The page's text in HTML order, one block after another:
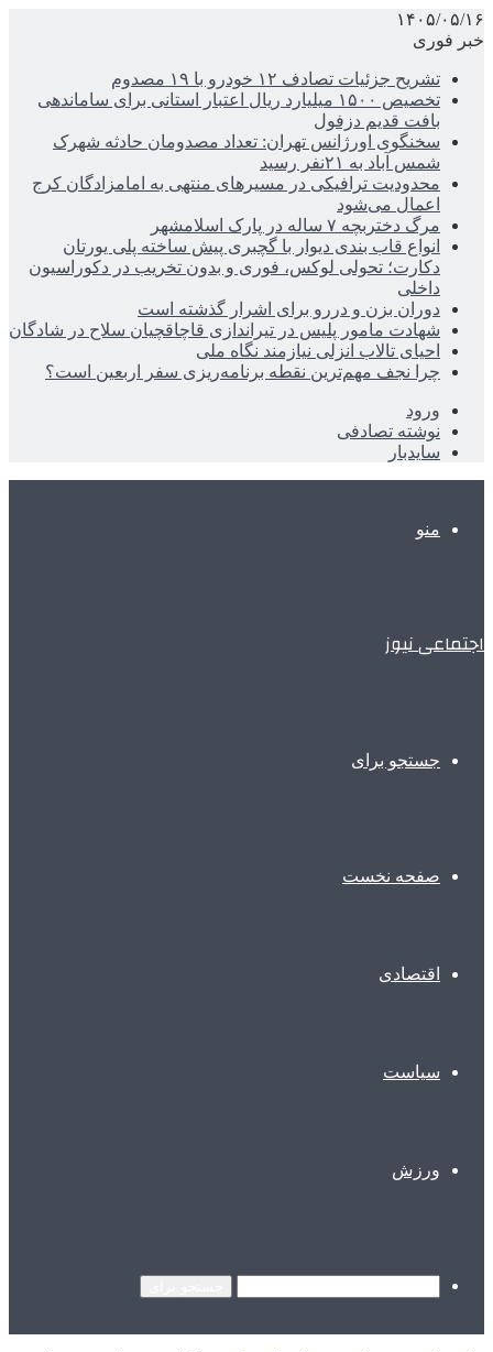
۱۴۰۵/۰۵/۱۶
خبر فوری
تشریح جزئیات تصادف ۱۲ خودرو با ۱۹ مصدوم
تخصیص ۱۵۰۰ میلیارد ریال اعتبار استانی برای ساماندهی
بافت قدیم دزفول
سخنگوی اورژانس تهران: تعداد مصدومان حادثه شهرک
شمس آباد به ۲۱نفر رسید
محدودیت ترافیکی در مسیرهای منتهی به امامزادگان کرج
اعمال می‌شود
مرگ دختربچه ۷ ساله در پارک اسلامشهر
انواع قاب بندی دیوار با گچبری پیش ساخته پلی یورتان
دکارت؛ تحولی لوکس، فوری و بدون تخریب در دکوراسیون
داخلی
دوران بزن و دررو برای اشرار گذشته است
شهادت مامور پلیس در تیراندازی قاچاقچیان سلاح در شادگان
احیای تالاب انزلی نیازمند نگاه ملی
چرا نجف مهم‌ترین نقطه برنامه‌ریزی سفر اربعین است؟
ورود
نوشته تصادفی
سایدبار
منو
اجتماعی نیوز
جستجو برای
صفحه نخست
اقتصادی
سیاست
ورزش